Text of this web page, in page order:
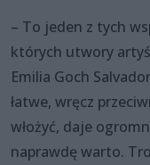
– To jeden z tych
których utwory
Emilia Goch
łatwe, wręcz
włożyć, daje
naprawdę warto.